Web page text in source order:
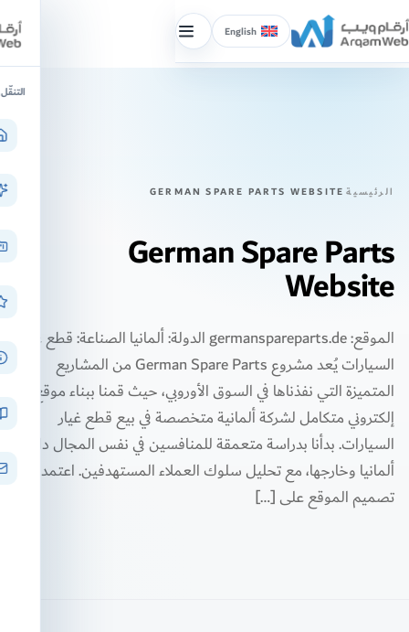
English
إخفاء
التنقّل
الرئيسية GERMAN SPARE PARTS WEBSITE
German Spare Parts
Website
الموقع: germanspareparts.de الدولة: ألمانيا الصناعة: قطع غيار
السيارات يُعد مشروع German Spare Parts من المشاريع
المتميزة التي نفذناها في السوق الأوروبي، حيث قمنا ببناء موقع
إلكتروني متكامل لشركة ألمانية متخصصة في بيع قطع غيار
السيارات. بدأنا بدراسة متعمقة للمنافسين في نفس المجال داخل
ألمانيا وخارجها، مع تحليل سلوك العملاء المستهدفين. اعتمدنا في
تصميم الموقع على […]